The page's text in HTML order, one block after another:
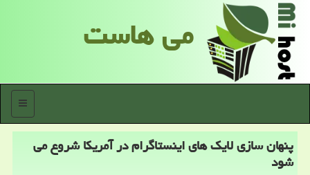
می هاست
منو
پنهان سازی لایك های اینستاگرام در آمریكا شروع می
شود